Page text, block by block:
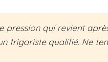
pression qui revient
frigoriste qualifié. Ne